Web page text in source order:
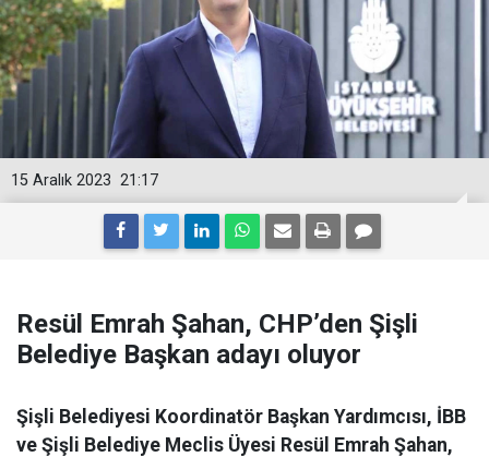
21:17
15 Aralık 2023
Resül Emrah Şahan, CHP’den Şişli
Belediye Başkan adayı oluyor
Şişli Belediyesi Koordinatör Başkan Yardımcısı, İBB
ve Şişli Belediye Meclis Üyesi Resül Emrah Şahan,